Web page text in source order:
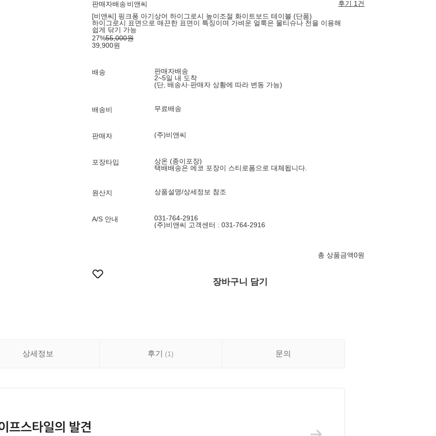
판매자배송 비앤씨
후기 1건
[비앤씨] 핑크퐁 아기상어 하이그로시 높이조절 화이트보드 테이블 (단품)
하이그로시 표면으로 매끈한 표면이 특징이며 가벼운 얼룩은 물티슈나 천을 이용해
쉽게 닦기 가능
27%55,000원
39,900원
배송
판매자배송
2~5일 내 도착
(단, 배송사·판매자 상황에 따라 변동 가능)
배송비 무료배송
판매자 (주)비앤씨
포장타입
상온 (종이포장)
택배배송은 에코 포장이 스티로폼으로 대체됩니다.
원산지 상품설명/상세정보 참조
A/S 안내
031-764-2916
(주)비앤씨 고객센터 : 031-764-2916
총 상품금액0원
장바구니 담기
상세정보 후기 (1) 문의